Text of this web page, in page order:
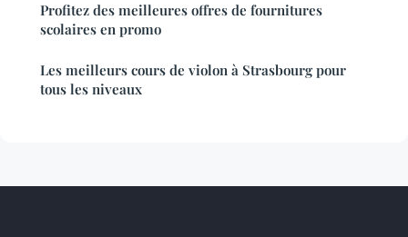
Profitez des meilleures offres de fournitures
scolaires en promo
Les meilleurs cours de violon à Strasbourg pour
tous les niveaux